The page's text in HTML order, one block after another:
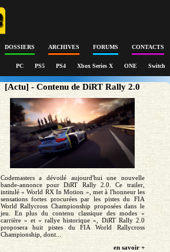
DOSSIERS ARCHIVES FORUMS CONTACTS
PC PS5 PS4 Xbox Series X ONE Switch
[Actu] - Contenu de DiRT Rally 2.0
Codemasters a dévoilé aujourd'hui une nouvelle
bande-annonce pour DiRT Rally 2.0. Ce trailer,
intitulé « World RX In Motion », met à l'honneur les
sensations fortes procurées par les pistes du FIA
World Rallycross Championship proposées dans le
jeu. En plus du contenu classique des modes «
carrière » et « rallye historique », DiRT Rally 2.0
proposera huit pistes du FIA World Rallycross
Championship, dont...
en savoir +